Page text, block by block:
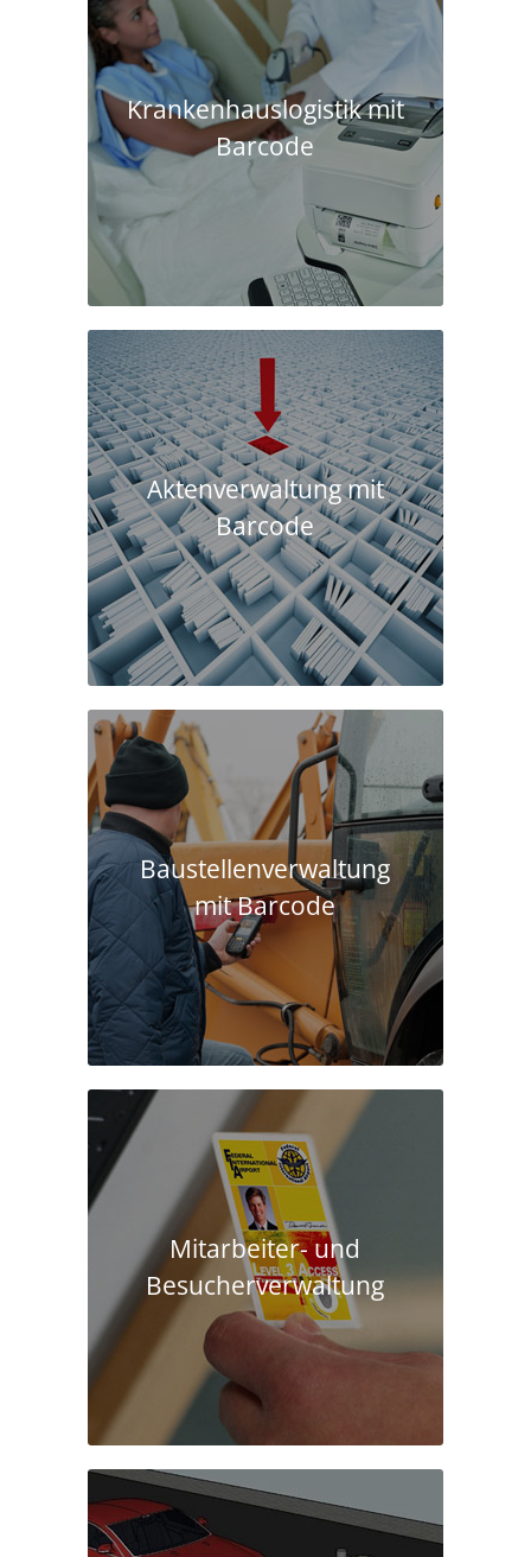
Krankenhaus­logistik mit
Barcode
Aktenverwaltung mit
Barcode
Baustellen­verwaltung
mit Barcode
Mitarbeiter- und
Besucherverwaltung